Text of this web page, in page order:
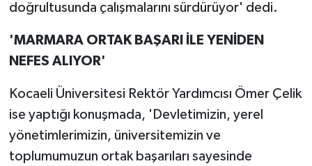
doğrultusunda çalışmalarını sürdürüyor' dedi.
'MARMARA ORTAK BAŞARI İLE YENİDEN
NEFES ALIYOR'
Kocaeli Üniversitesi Rektör Yardımcısı Ömer Çelik
ise yaptığı konuşmada, 'Devletimizin, yerel
yönetimlerimizin, üniversitemizin ve
toplumumuzun ortak başarıları sayesinde